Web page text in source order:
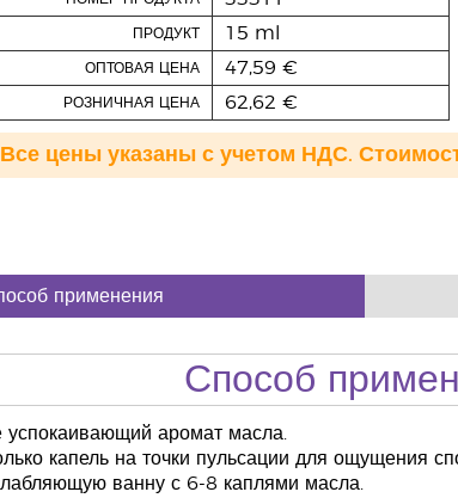
ПРОДУКТ 15 ml
ОПТОВАЯ ЦЕНА 47,59 €
РОЗНИЧНАЯ ЦЕНА 62,62 €
цены указаны с учетом НДС.
применения
Способ
аромат масла.
капель на точки пульсации для ощущения
ванну с 6-8 каплями масла.